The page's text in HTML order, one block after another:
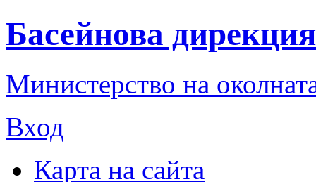
Басейнова
Министерство на
Вход
Карта на сайта